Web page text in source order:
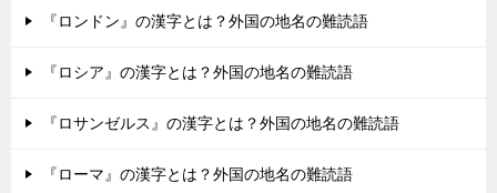
『ロンドン』の漢字とは？外国の地名の難読語
『ロシア』の漢字とは？外国の地名の難読語
『ロサンゼルス』の漢字とは？外国の地名の難読語
『ローマ』の漢字とは？外国の地名の難読語